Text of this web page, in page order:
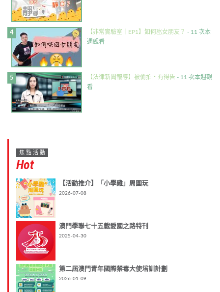
【非常實驗室｜EP1】如何氹女朋友？ - 11 次本
週觀看
【法律新聞報導】被偷拍・有得告 - 11 次本週觀
看
焦點活動
Hot
【活動推介】「小學雞」周圍玩
2026-07-08
澳門學聯七十五載愛國之路特刊
2025-04-30
第二屆澳門青年國際禁毒大使培訓計劃
2026-01-09